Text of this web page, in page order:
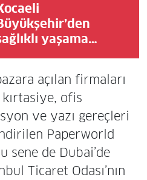
yaşama
açılan firmaları
ofis
ve yazı gereçleri
Paperworld
sene de Dubai’de
Ticaret Odası’nın